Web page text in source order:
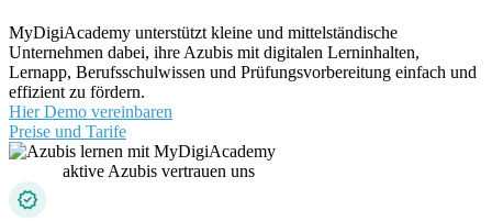
MyDigiAcademy unterstützt kleine und mittelständische
Unternehmen dabei, ihre Azubis mit digitalen Lerninhalten,
Lernapp, Berufsschulwissen und Prüfungsvorbereitung einfach und
effizient zu fördern.
Hier Demo vereinbaren
Preise und Tarife
aktive Azubis vertrauen uns